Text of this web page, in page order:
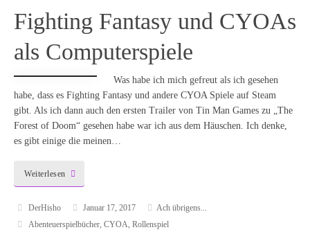
Fighting Fantasy und CYOAs
als Computerspiele
Was habe ich mich gefreut als ich gesehen
habe, dass es Fighting Fantasy und andere CYOA Spiele auf Steam
gibt. Als ich dann auch den ersten Trailer von Tin Man Games zu „The
Forest of Doom“ gesehen habe war ich aus dem Häuschen. Ich denke,
es gibt einige die meinen…
Weiterlesen
DerHisho Januar 17, 2017
Ach übrigens...
Abenteuerspielbücher, CYOA Rollenspiel